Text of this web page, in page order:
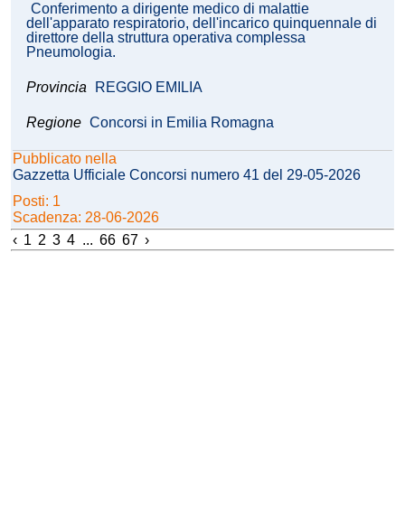
Conferimento a dirigente medico di malattie
dell'apparato respiratorio, dell'incarico quinquennale di
direttore della struttura operativa complessa
Pneumologia.
Provincia REGGIO EMILIA
Regione Concorsi in Emilia Romagna
Pubblicato nella
Gazzetta Ufficiale Concorsi numero 41 del 29-05-2026
Posti: 1
Scadenza: 28-06-2026
‹ 1 2 3 4 ... 66 67 ›